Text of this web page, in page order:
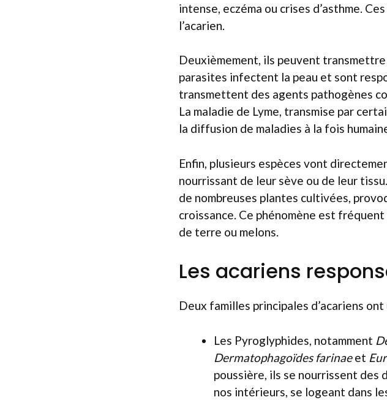
intense, eczéma ou crises d’asthme.
l’acarien.
Deuxièmement, ils peuvent
parasites infectent la peau et sont
transmettent des agents pathogènes
La maladie de Lyme, transmise par
la diffusion de maladies à la fois
Enfin, plusieurs espèces vont
nourrissant de leur sève ou de leur
de nombreuses plantes cultivées,
croissance. Ce phénomène est
de terre ou melons.
Les acariens
Deux familles principales d’acariens
Les Pyroglyphides, notamment
Dermatophagoïdes farinaeet
poussière, ils se nourrissent des
nos intérieurs, se logeant dans